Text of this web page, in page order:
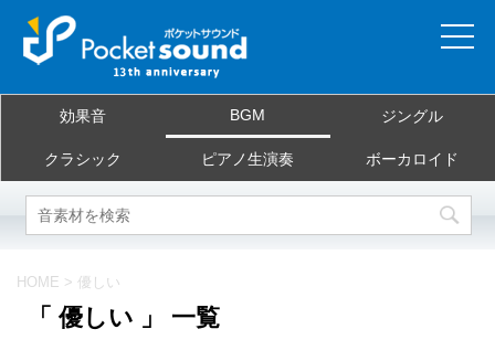
当サイトについて
ご利用規約
よくある質問
効果音 BGM ジングル
クラシック ピアノ生演奏 ボーカロイド
HOME > 優しい
「 優しい 」 一覧